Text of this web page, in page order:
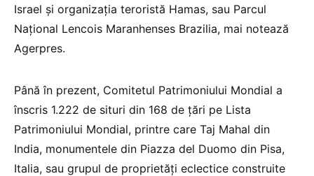
Israel şi organizaţia teroristă Hamas, sau Parcul
Naţional Lencois Maranhenses Brazilia, mai notează
Agerpres.
Până în prezent, Comitetul Patrimoniului Mondial a
înscris 1.222 de situri din 168 de ţări pe Lista
Patrimoniului Mondial, printre care Taj Mahal din
India, monumentele din Piazza del Duomo din Pisa,
Italia, sau grupul de proprietăţi eclectice construite